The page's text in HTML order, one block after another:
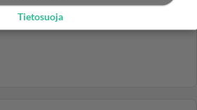
Tietosuoja